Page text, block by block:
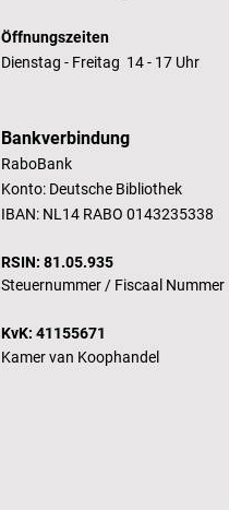
Öffnungszeiten
Dienstag - Freitag 14 - 17 Uhr
Bankverbindung
RaboBank
Konto: Deutsche Bibliothek
IBAN: NL14 RABO 0143235338
RSIN: 81.05.935
Steuernummer / Fiscaal Nummer
KvK: 41155671
Kamer van Koophandel